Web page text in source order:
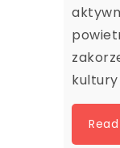
kultury